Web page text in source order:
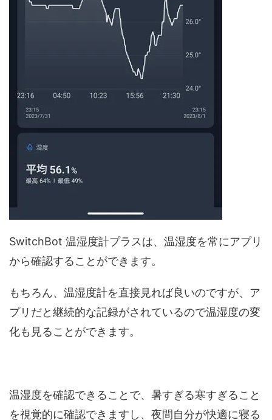
SwitchBot 温湿度計プラスは、温湿度を常にアプリ
から確認することができます。
もちろん、温湿度計を直接見れば良いのですが、ア
プリだと継続的な記録がされているので温湿度の変
化も見ることができます。
温湿度を確認できることで、暑すぎる寒すぎること
を視覚的に確認できますし、夜間自分が快適に寝る